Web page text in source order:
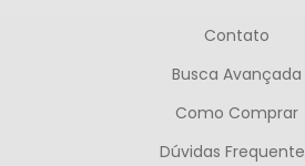
Contato
Busca Avançada
Como Comprar
Dúvidas